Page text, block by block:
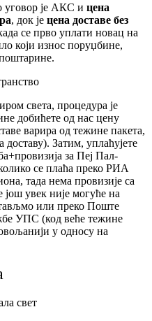
уговор је АКС и цена
, док је цена доставе без
се прво уплати новац на
који износ поруџбине,
света, процедура је
добићете од нас цену
варира од тежине пакета,
доставу). Затим, уплаћујете
за Пеј Пал-
се плаћа преко РИА
тада нема провизије са
увек није могуће на
или преко Поште
УПС (код веће тежине
у односу на
свет